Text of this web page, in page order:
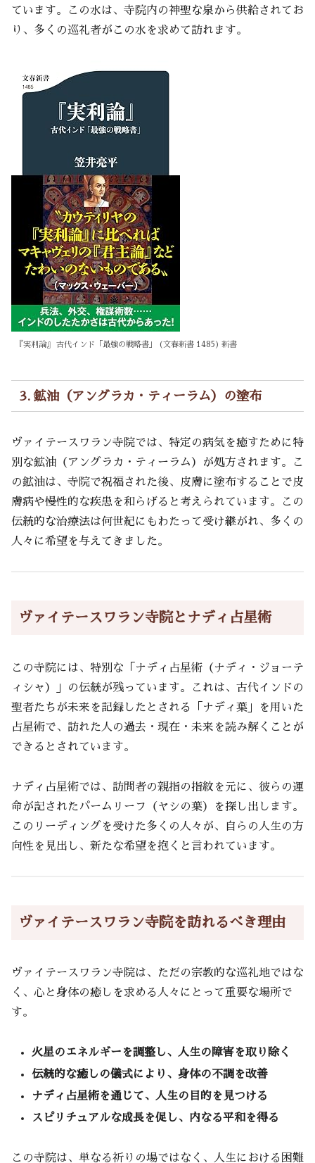
ています。この水は、寺院内の神聖な泉から供給されてお
り、多くの巡礼者がこの水を求めて訪れます。
『実利論』 古代インド「最強の戦略書」 (文春新書 1485) 新書
3. 鉱油（アングラカ・ティーラム）の塗布
ヴァイテースワラン寺院では、特定の病気を癒すために特
別な鉱油（アングラカ・ティーラム）が処方されます。こ
の鉱油は、寺院で祝福された後、皮膚に塗布することで皮
膚病や慢性的な疾患を和らげると考えられています。この
伝統的な治療法は何世紀にもわたって受け継がれ、多くの
人々に希望を与えてきました。
ヴァイテースワラン寺院とナディ占星術
この寺院には、特別な「ナディ占星術（ナディ・ジョーテ
ィシャ）」の伝統が残っています。これは、古代インドの
聖者たちが未来を記録したとされる「ナディ葉」を用いた
占星術で、訪れた人の過去・現在・未来を読み解くことが
できるとされています。
ナディ占星術では、訪問者の親指の指紋を元に、彼らの運
命が記されたパームリーフ（ヤシの葉）を探し出します。
このリーディングを受けた多くの人々が、自らの人生の方
向性を見出し、新たな希望を抱くと言われています。
ヴァイテースワラン寺院を訪れるべき理由
ヴァイテースワラン寺院は、ただの宗教的な巡礼地ではな
く、心と身体の癒しを求める人々にとって重要な場所で
す。
火星のエネルギーを調整し、人生の障害を取り除く
伝統的な癒しの儀式により、身体の不調を改善
ナディ占星術を通じて、人生の目的を見つける
スピリチュアルな成長を促し、内なる平和を得る
この寺院は、単なる祈りの場ではなく、人生における困難